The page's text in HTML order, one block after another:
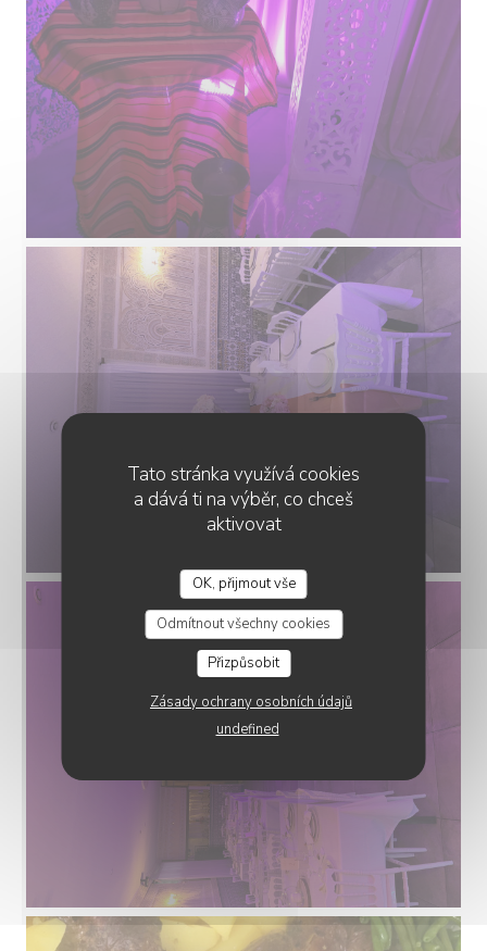
Tato stránka využívá cookies
a dává ti na výběr, co chceš
aktivovat
OK, přijmout vše
Odmítnout všechny cookies
Přizpůsobit
Zásady ochrany osobních údajů
undefined
L'AUBERGE BERBERE